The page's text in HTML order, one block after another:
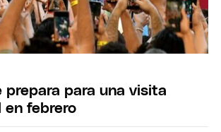
prepara para una visita
en febrero